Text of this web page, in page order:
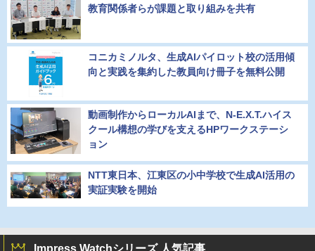
教育関係者らが課題と取り組みを共有
コニカミノルタ、生成AIパイロット校の活用傾
向と実践を集約した教員向け冊子を無料公開
動画制作からローカルAIまで、N-E.X.T.ハイス
クール構想の学びを支えるHPワークステーシ
ョン
NTT東日本、江東区の小中学校で生成AI活用の
実証実験を開始
Impress Watchシリーズ 人気記事